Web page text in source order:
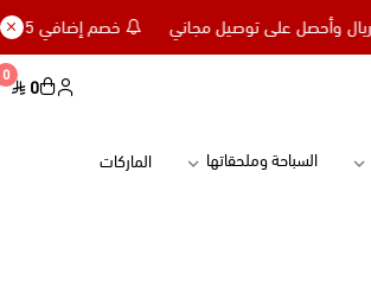
خصم إضافي 15% للعملاء الجدد كود NC15 - تسوق بقيمة 299 ريال وأحصل على توصيل مجاني
0 0
السباحة وملحقاتها
الماركات